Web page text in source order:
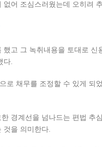
어 조심스러웠는데 오히려
했고 그 녹취내용을 토대로 신
다.
로 채무를 조정할 수 있게 되
경계선을 넘나드는 편법 추
것을 의미한다.